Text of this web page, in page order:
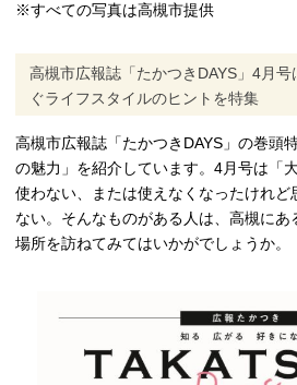
※すべての写真は高槻市提供
高槻市広報誌「たかつきDAYS」4月
ぐライフスタイルのヒントを特集
高槻市広報誌「たかつきDAYS」の巻頭
の魅力」を紹介しています。4月号は「
使わない、または使えなくなったけれど
ない。そんなものがある人は、高槻に
場所を訪ねてみてはいかがでしょうか。